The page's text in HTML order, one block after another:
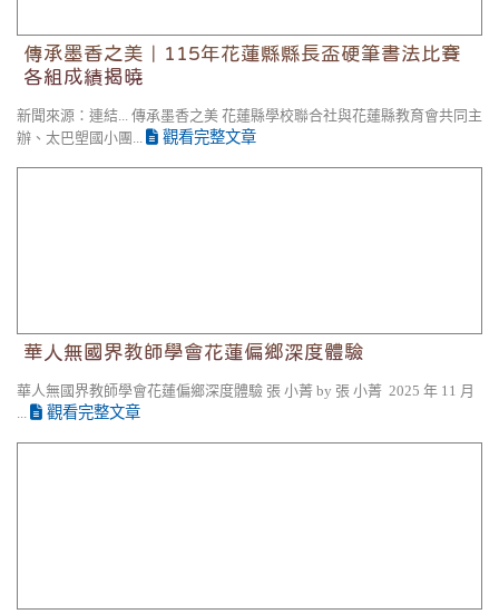
傳承墨香之美｜115年花蓮縣縣長盃硬筆書法比賽
各組成績揭曉
新聞來源：連結... 傳承墨香之美 花蓮縣學校聯合社與花蓮縣教育會共同主
辦、太巴塱國小團...
觀看完整文章
華人無國界教師學會花蓮偏鄉深度體驗
華人無國界教師學會花蓮偏鄉深度體驗 張 小菁 by 張 小菁 2025 年 11 月
...
觀看完整文章